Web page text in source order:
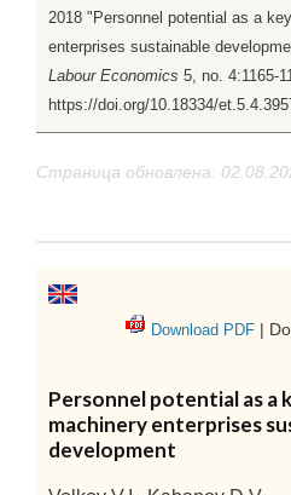
2018 "Personnel potential as a
enterprises sustainable
Labour Economics 5, no. 4:1165-
https://doi.org/10.18334/
Страница обновлена:
Download PDF |
Personnel potential as a
machinery enterprises
development